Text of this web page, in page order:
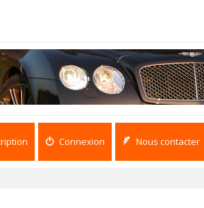
Connexion Nous contacter